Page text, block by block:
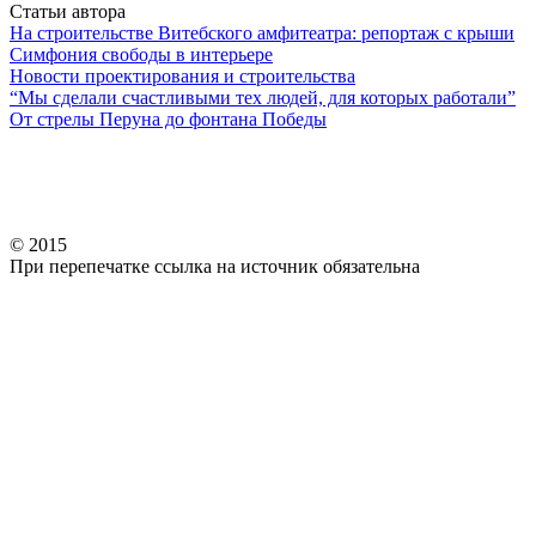
Статьи автора
На строительстве Витебского амфитеатра: репортаж с крыши
Симфония свободы в интерьере
Новости проектирования и строительства
“Мы сделали счастливыми тех людей, для которых работали”
От стрелы Перуна до фонтана Победы
© 2015
При перепечатке ссылка на источник обязательна